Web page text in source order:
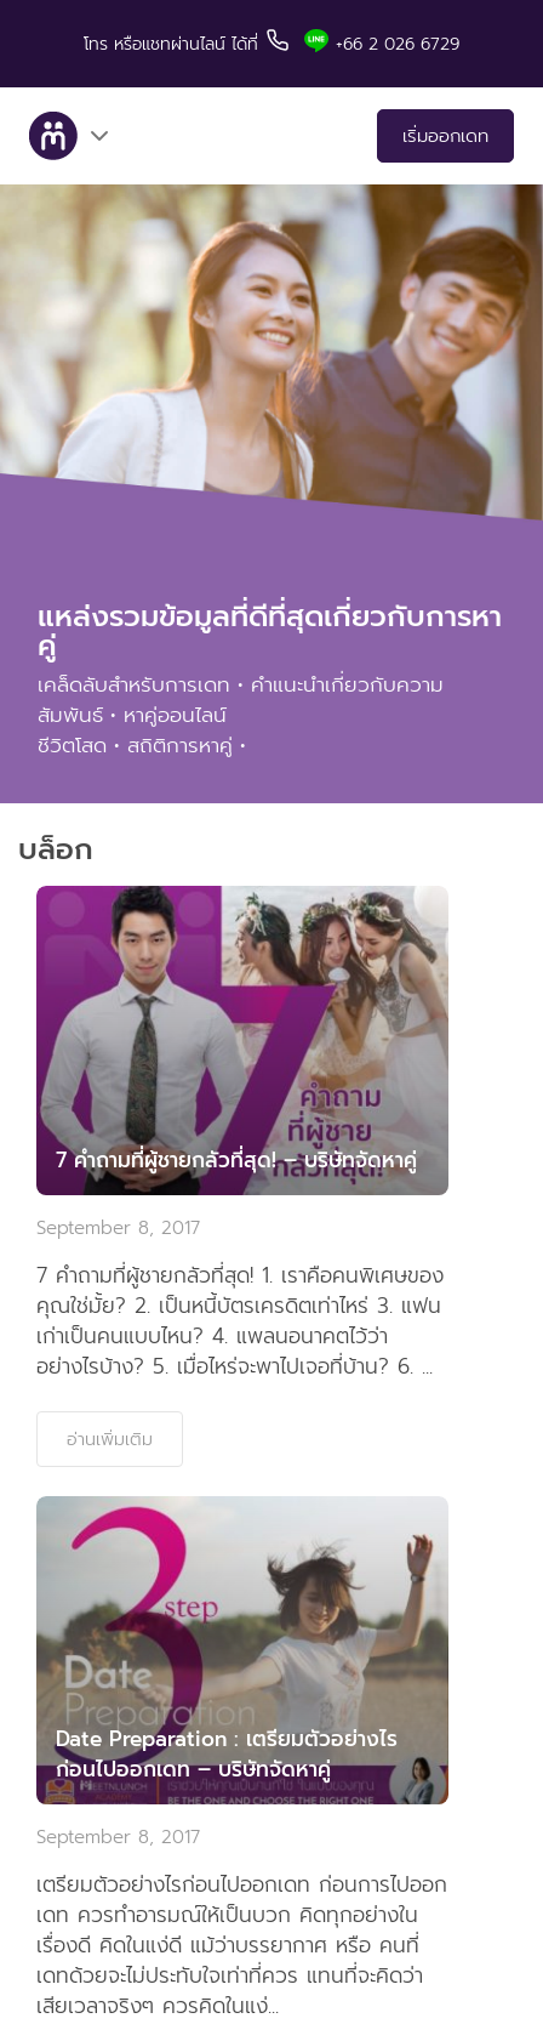
โทร หรือแชทผ่านไลน์ ได้ที่ +66 2 026 6729
เริ่มออกเดท
เกี่ยวกับเรา
บริการ
เรื่องราวคู่สำเร็จ
มีทแอนด์ลันช์ในสื่อต่างๆ
เคล็ดลับสำหรับการเดท
ติดต่อเรา
แหล่งรวมข้อมูลที่ดีที่สุดเกี่ยวกับการหา
คู่
เคล็ดลับสำหรับการเดท • คำแนะนำเกี่ยวกับความ
สัมพันธ์ • หาคู่ออนไลน์
ชีวิตโสด • สถิติการหาคู่ •
บล็อก
7 คำถามที่ผู้ชายกลัวที่สุด! – บริษัทจัดหาคู่
September 8, 2017
7 คำถามที่ผู้ชายกลัวที่สุด! 1. เราคือคนพิเศษของ
คุณใช่มั้ย? 2. เป็นหนี้บัตรเครดิตเท่าไหร่ 3. แฟน
เก่าเป็นคนแบบไหน? 4. แพลนอนาคตไว้ว่า
อย่างไรบ้าง? 5. เมื่อไหร่จะพาไปเจอที่บ้าน? 6. ...
อ่านเพิ่มเติม
Date Preparation : เตรียมตัวอย่างไร
ก่อนไปออกเดท – บริษัทจัดหาคู่
September 8, 2017
เตรียมตัวอย่างไรก่อนไปออกเดท ก่อนการไปออก
เดท ควรทำอารมณ์ให้เป็นบวก คิดทุกอย่างใน
เรื่องดี คิดในแง่ดี แม้ว่าบรรยากาศ หรือ คนที่
เดทด้วยจะไม่ประทับใจเท่าที่ควร แทนที่จะคิดว่า
เสียเวลาจริงๆ ควรคิดในแง่...